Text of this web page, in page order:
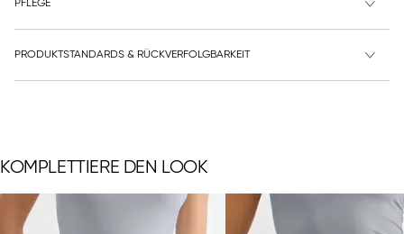
PFLEGE
PRODUKTSTANDARDS & RÜCKVERFOLGBARKEIT
KOMPLETTIERE DEN LOOK